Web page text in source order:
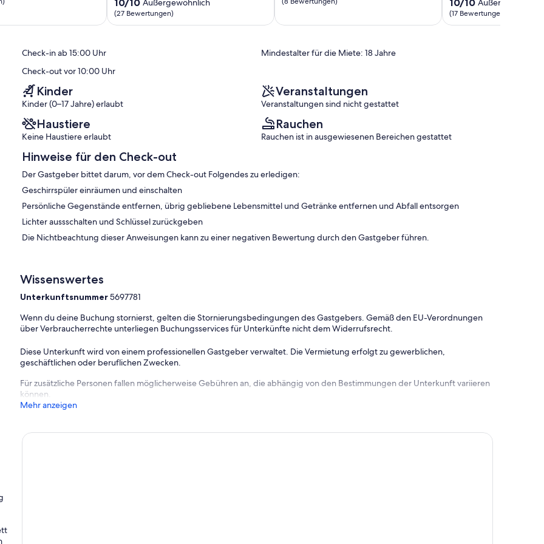
von
10,
10/10 Außergewöhnlich
(27 Bewertungen)
Außergewöhnlich,
Wandermöglichkeiten
Hessisch
von
10,
10/10
(17 Bewertungen)
Check-in ab 15:00 Uhr
Mindestalter für die Miete: 18 Jahre
Check-out vor 10:00 Uhr
Kinder
Kinder (0–17 Jahre) erlaubt
Veranstaltungen
Veranstaltungen sind nicht gestattet
Haustiere
Keine Haustiere erlaubt
Rauchen
Rauchen ist in ausgewiesenen Bereichen gestattet
Hinweise für den Check-out
Der Gastgeber bittet darum, vor dem Check-out Folgendes zu erledigen:
Geschirrspüler einräumen und einschalten
Persönliche Gegenstände entfernen, übrig gebliebene Lebensmittel und Getränke entfernen und Abfall entsorgen
Lichter aussschalten und Schlüssel zurückgeben
Die Nichtbeachtung dieser Anweisungen kann zu einer negativen Bewertung durch den Gastgeber führen.
Wissenswertes
Unterkunftsnummer5697781
Wenn du deine Buchung stornierst, gelten die Stornierungsbedingungen des Gastgebers. Gemäß den EU-Verordnungen
über Verbraucherrechte unterliegen Buchungsservices für Unterkünfte nicht dem Widerrufsrecht.
Diese Unterkunft wird von einem professionellen Gastgeber verwaltet. Die Vermietung erfolgt zu gewerblichen,
geschäftlichen oder beruflichen Zwecken.
Für zusätzliche Personen fallen möglicherweise Gebühren an, die abhängig von den Bestimmungen der Unterkunft variieren
können.
Mehr anzeigen